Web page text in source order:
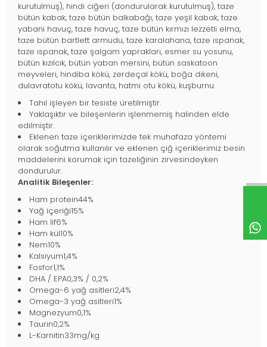
kurutulmuş), hindi ciğeri (dondurularak kurutulmuş), taze
bütün kabak, taze bütün balkabağı, taze yeşil kabak, taze
yabani havuç, taze havuç, taze bütün kırmızı lezzetli elma,
taze bütün bartlett armudu, taze karalahana, taze ıspanak,
taze ıspanak, taze şalgam yaprakları, esmer su yosunu,
bütün kızılcık, bütün yaban mersini, bütün saskatoon
meyveleri, hindiba kökü, zerdeçal kökü, boğa dikeni,
dulavratotu kökü, lavanta, hatmi otu kökü, kuşburnu.
Tahıl işleyen bir tesiste üretilmiştir.
Yaklaşıktır ve bileşenlerin işlenmemiş halinden elde
edilmiştir.
Eklenen taze içeriklerimizde tek muhafaza yöntemi
olarak soğutma kullanılır ve eklenen çiğ içeriklerimiz besin
maddelerini korumak için tazeliğinin zirvesindeyken
dondurulur.
Analitik Bileşenler:
Ham protein44%
Yağ içeriği15%
Ham lif6%
Ham kül10%
Nem10%
Kalsiyum1,4%
Fosfor1,1%
DHA / EPA0,3% / 0,2%
Omega-6 yağ asitleri2,4%
Omega-3 yağ asitleri1%
Magnezyum0,1%
Taurin0,2%
L-Karnitin33mg/kg